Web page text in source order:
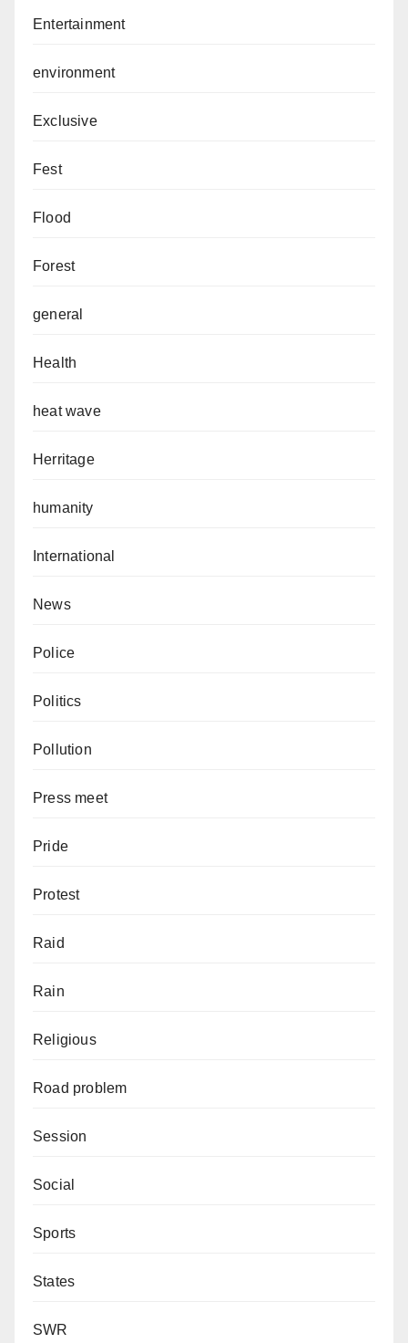
Entertainment
environment
Exclusive
Fest
Flood
Forest
general
Health
heat wave
Herritage
humanity
International
News
Police
Politics
Pollution
Press meet
Pride
Protest
Raid
Rain
Religious
Road problem
Session
Social
Sports
States
SWR